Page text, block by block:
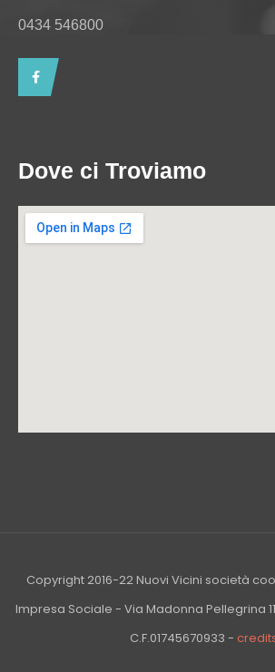
0434 546800
Dove ci Troviamo
Copyright 2016-22 Nuovi Vicini società
Impresa Sociale - Via Madonna Pellegrina
C.F.01745670933 -